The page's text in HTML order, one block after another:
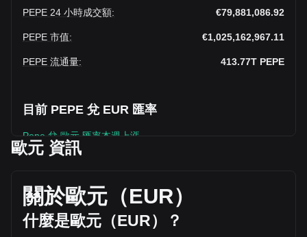
PEPE 24 小時成交額: €79,881,086.92
PEPE 市值: €1,025,162,967.11
PEPE 流通量: 413.77T PEPE
目前 PEPE 兌 EUR 匯率
Pepe 兌 歐元 匯率本週上漲。
Pepe 的目前價格是 €0.PEPE2478 / PEPE，總市值為
€1,025,162,967.11 EUR。 的交易量在過去24小時內下跌了
Pepe%（€-13,031,663.66 EUR），而同期 €92,912,750.58
的交易量為 -14.03 。
歐元 資訊
關於歐元（EUR）
什麼是歐元（EUR）？